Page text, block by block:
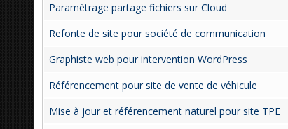
Paramètrage partage fichiers sur Cloud
Refonte de site pour société de communication
Graphiste web pour intervention WordPress
Référencement pour site de vente de véhicule
Mise à jour et référencement naturel pour site TPE